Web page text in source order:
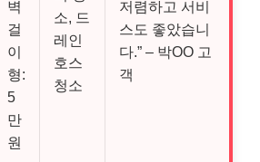
벽
걸
이
형:
5
만
원
소, 드
레인
호스
청소
저렴하고 서비
스도 좋았습니
다.” – 박OO 고
객